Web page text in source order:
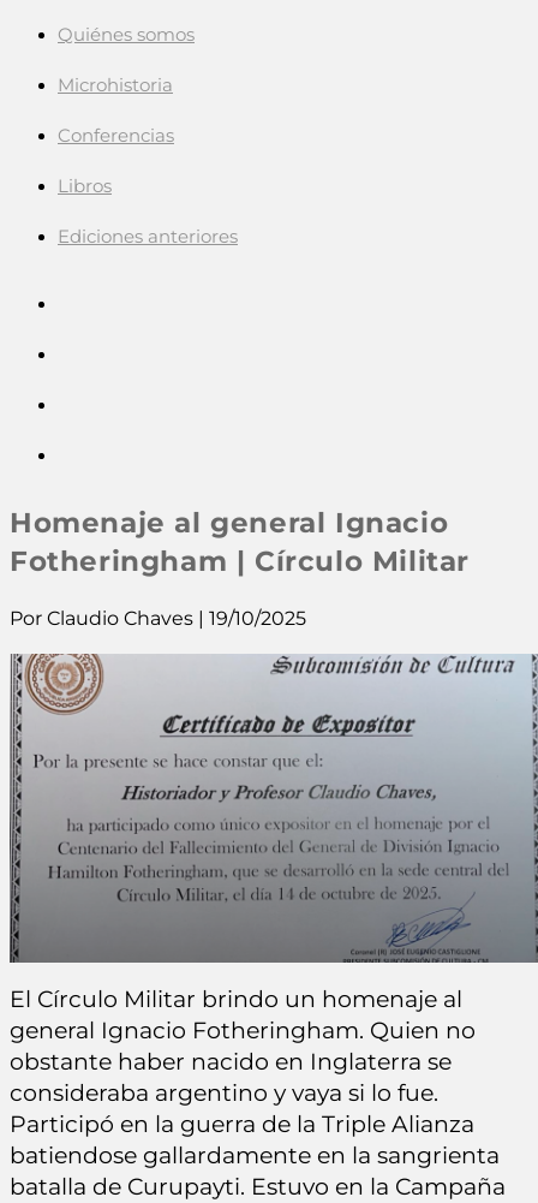
Quiénes somos
Microhistoria
Conferencias
Libros
Ediciones anteriores
Homenaje al general Ignacio
Fotheringham | Círculo Militar
Por Claudio Chaves | 19/10/2025
El Círculo Militar brindo un homenaje al
general Ignacio Fotheringham. Quien no
obstante haber nacido en Inglaterra se
consideraba argentino y vaya si lo fue.
Participó en la guerra de la Triple Alianza
batiendose gallardamente en la sangrienta
batalla de Curupayti. Estuvo en la Campaña